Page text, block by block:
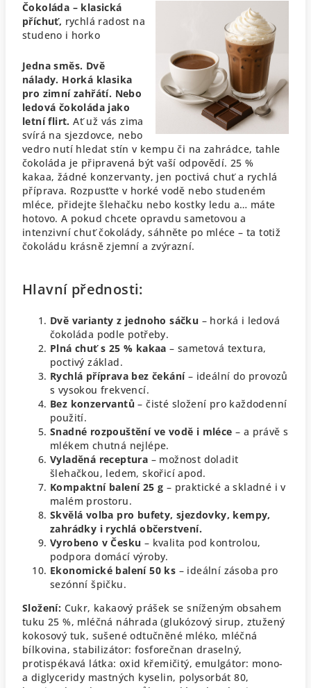
Čokoláda – klasická
příchuť, rychlá radost na
studeno i horko
Jedna směs. Dvě
nálady. Horká klasika
pro zimní zahřátí. Nebo
ledová čokoláda jako
letní flirt.Ať už vás zima
svírá na sjezdovce, nebo
vedro nutí hledat stín v kempu či na zahrádce, tahle
čokoláda je připravená být vaší odpovědí. 25 %
kakaa, žádné konzervanty, jen poctivá chuť a rychlá
příprava. Rozpusťte v horké vodě nebo studeném
mléce, přidejte šlehačku nebo kostky ledu a… máte
hotovo.A pokud chcete opravdu sametovou a
intenzivní chuť čokolády, sáhněte po mléce – ta totiž
čokoládu krásně zjemní a zvýrazní.
Hlavní přednosti:
Dvě varianty z jednoho sáčku – horká i ledová
čokoláda podle potřeby.
Plná chuť s 25 % kakaa – sametová textura,
poctivý základ.
Rychlá příprava bez čekání– ideální do provozů
s vysokou frekvencí.
Bez konzervantů – čisté složení pro každodenní
použití.
Snadné rozpouštění ve vodě i mléce – a právě s
mlékem chutná nejlépe.
Vyladěná receptura – možnost doladit
šlehačkou, ledem, skořicí apod.
Kompaktní balení 25 g – praktické a skladné i v
malém prostoru.
Skvělá volba pro bufety, sjezdovky, kempy,
zahrádky i rychlá občerstvení.
Vyrobeno v Česku – kvalita pod kontrolou,
podpora domácí výroby.
Ekonomické balení 50 ks – ideální zásoba pro
sezónní špičku.
Složení: Cukr, kakaový prášek se sníženým obsahem
tuku 25 %, mléčná náhrada (glukózový sirup, ztužený
kokosový tuk, sušené odtučněné mléko, mléčná
bílkovina, stabilizátor: fosforečnan draselný,
protispékavá látka: oxid křemičitý, emulgátor: mono-
a diglyceridy mastných kyselin, polysorbát 80,